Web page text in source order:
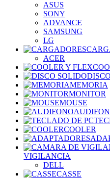
ASUS
SONY
ADVANCE
SAMSUNG
LG
ACER
MEMORIA
MONITOR
MOUSE
COOLER
VIGILANCIA
DELL
CASSE